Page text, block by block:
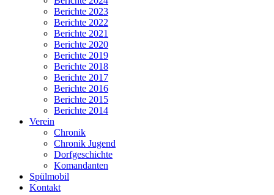
Berichte 2023
Berichte 2022
Berichte 2021
Berichte 2020
Berichte 2019
Berichte 2018
Berichte 2017
Berichte 2016
Berichte 2015
Berichte 2014
Verein
Chronik
Chronik Jugend
Dorfgeschichte
Komandanten
Spülmobil
Kontakt